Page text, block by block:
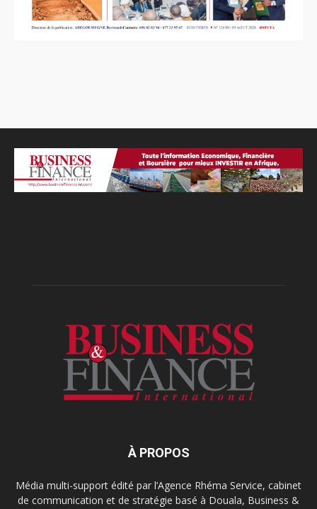
À PROPOS
Média multi-support édité par l’Agence Rhéma Service, cabinet
de communication et de stratégie basé à Douala, Business &